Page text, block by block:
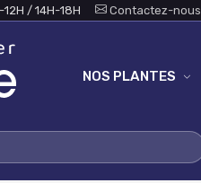
content
12H / 14H-18H Contactez-nous
NOS PLANTES